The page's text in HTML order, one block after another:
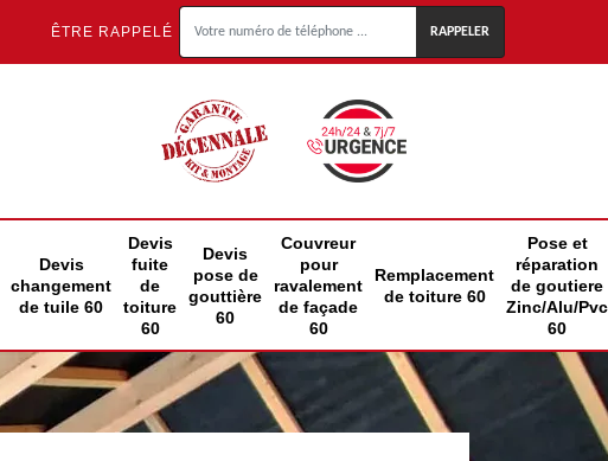
ÊTRE RAPPELÉ
Devis
changement
de tuile 60
Devis
fuite
de
toiture
60
Devis
pose de
gouttière
60
Couvreur
pour
ravalement
de façade
60
Remplacement
de toiture 60
Pose et
réparation
de goutiere
Zinc/Alu/Pvc
60